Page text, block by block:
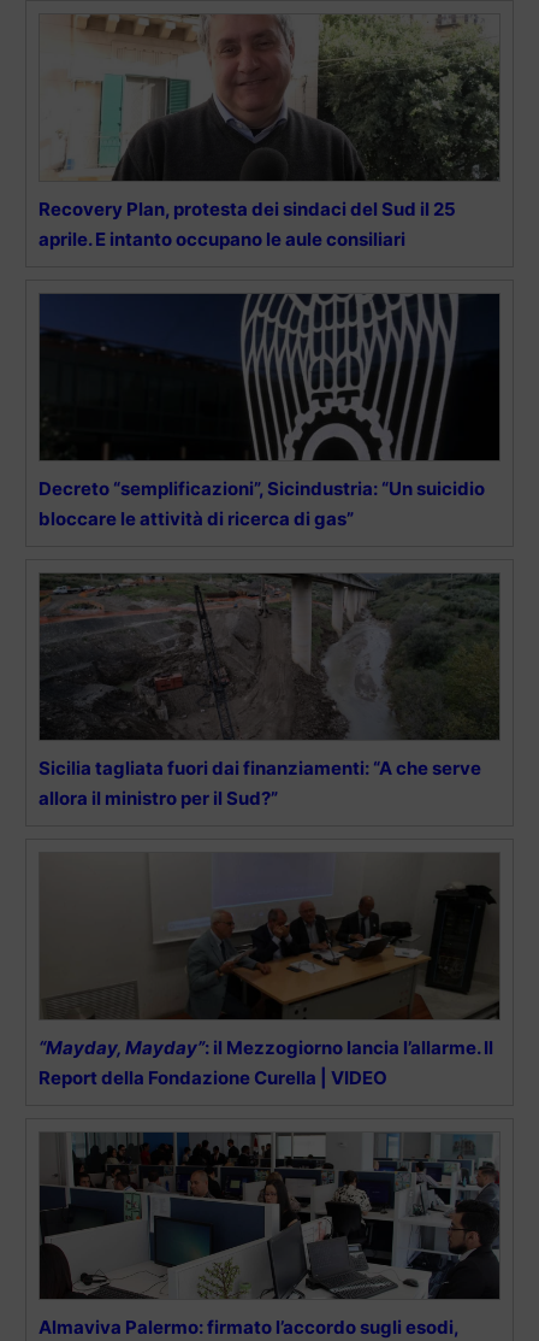
Recovery Plan, protesta dei sindaci del Sud il 25
aprile. E intanto occupano le aule consiliari
Decreto “semplificazioni”, Sicindustria: “Un suicidio
bloccare le attività di ricerca di gas”
Sicilia tagliata fuori dai finanziamenti: “A che serve
allora il ministro per il Sud?”
“Mayday, Mayday”: il Mezzogiorno lancia l’allarme. Il
Report della Fondazione Curella | VIDEO
Almaviva Palermo: firmato l’accordo sugli esodi,